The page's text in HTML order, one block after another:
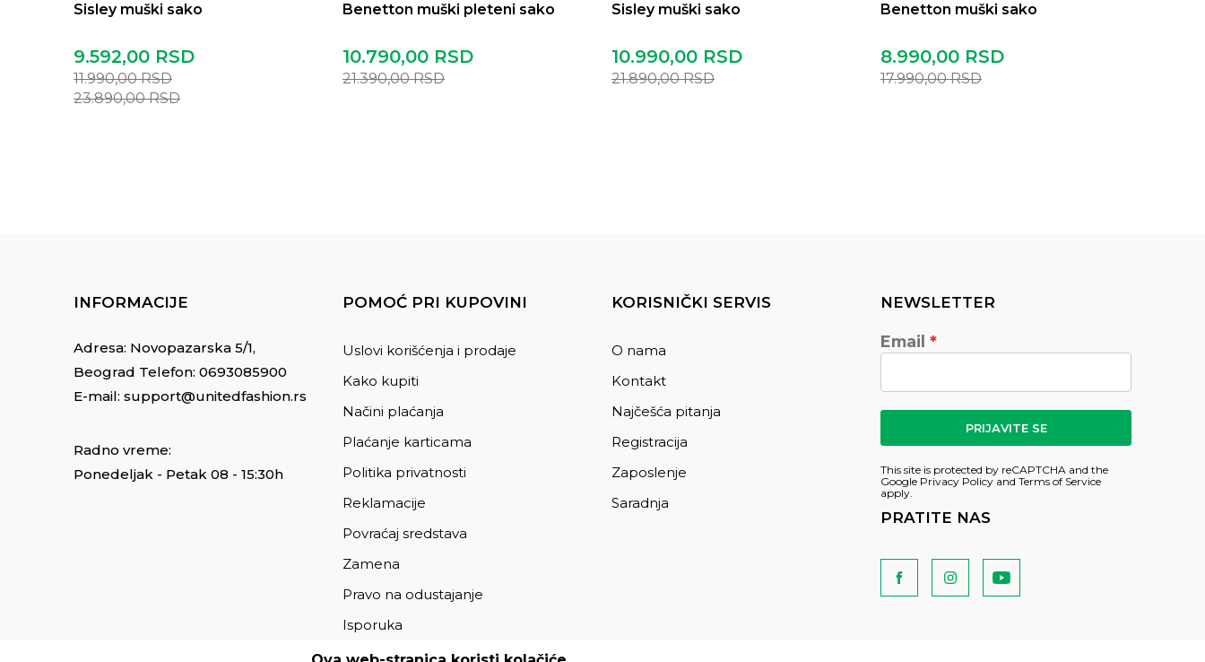
Sisley muški sako
9.592,00 RSD
11.990,00RSD
23.890,00RSD
Benetton muški pleteni sako
10.790,00 RSD
21.390,00RSD
Sisley muški sako
10.990,00 RSD
21.890,00RSD
Benetton muški sako
8.990,00 RSD
17.990,00RSD
INFORMACIJE
Adresa: Novopazarska 5/1,
Beograd Telefon: 0693085900
E-mail: support@unitedfashion.rs
Radno vreme:
Ponedeljak - Petak 08 - 15:30h
POMOĆ PRI KUPOVINI
Uslovi korišćenja i prodaje
Kako kupiti
Načini plaćanja
Plaćanje karticama
Politika privatnosti
Reklamacije
Povraćaj sredstava
Zamena
Pravo na odustajanje
Isporuka
KORISNIČKI SERVIS
O nama
Kontakt
Najčešća pitanja
Registracija
Zaposlenje
Saradnja
NEWSLETTER
Email
PRIJAVITE SE
This site is protected by reCAPTCHA and the
Google Privacy Policy and Terms of Service
apply.
PRATITE NAS